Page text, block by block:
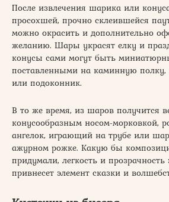
После извлечения шарика или
просохшей, прочно склеившейся
можно окрасить и дополнительно
желанию. Шары украсят елку и
конусы сами могут быть
поставленными на каминную
или подоконник.
В то же время, из шаров получится
конусообразным носом-морковкой,
ангелок, играющий на трубе или
ажурном рожке. Какую бы
придумали, легкость и
привнесет элемент сказки и